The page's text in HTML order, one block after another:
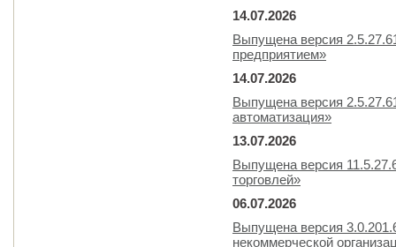
14.07.2026
Выпущена версия
предприятием»
14.07.2026
Выпущена версия
автоматизация»
13.07.2026
Выпущена версия
торговлей»
06.07.2026
Выпущена версия
некоммерческой